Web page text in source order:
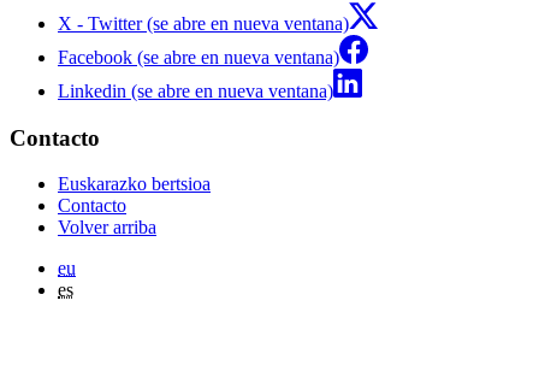
X - Twitter (se abre en nueva ventana)
Facebook (se abre en nueva ventana)
Linkedin (se abre en nueva ventana)
Contacto
Euskarazko bertsioa
Contacto
Volver arriba
eu
es